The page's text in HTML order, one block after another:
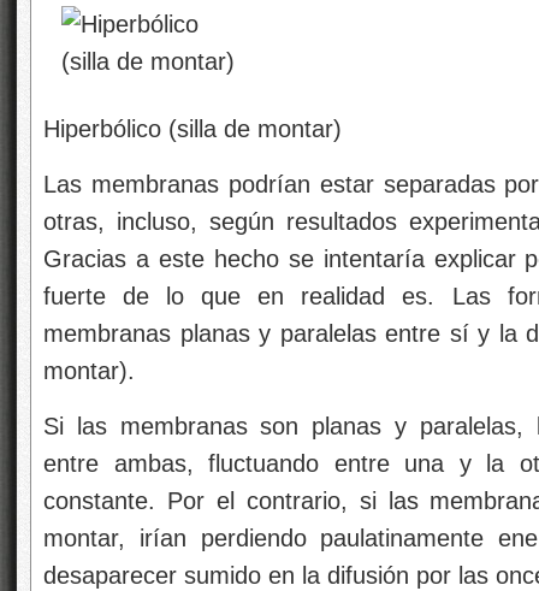
Hiperbólico (silla de montar)
Las membranas podrían estar separadas
otras, incluso, según resultados
Gracias a este hecho se intentaría explicar
fuerte de lo que en realidad es. Las
membranas planas y paralelas entre sí y la
montar).
Si las membranas son planas y paralelas,
entre ambas, fluctuando entre una y la
constante. Por el contrario, si las
montar, irían perdiendo paulatinamente
desaparecer sumido en la difusión por las